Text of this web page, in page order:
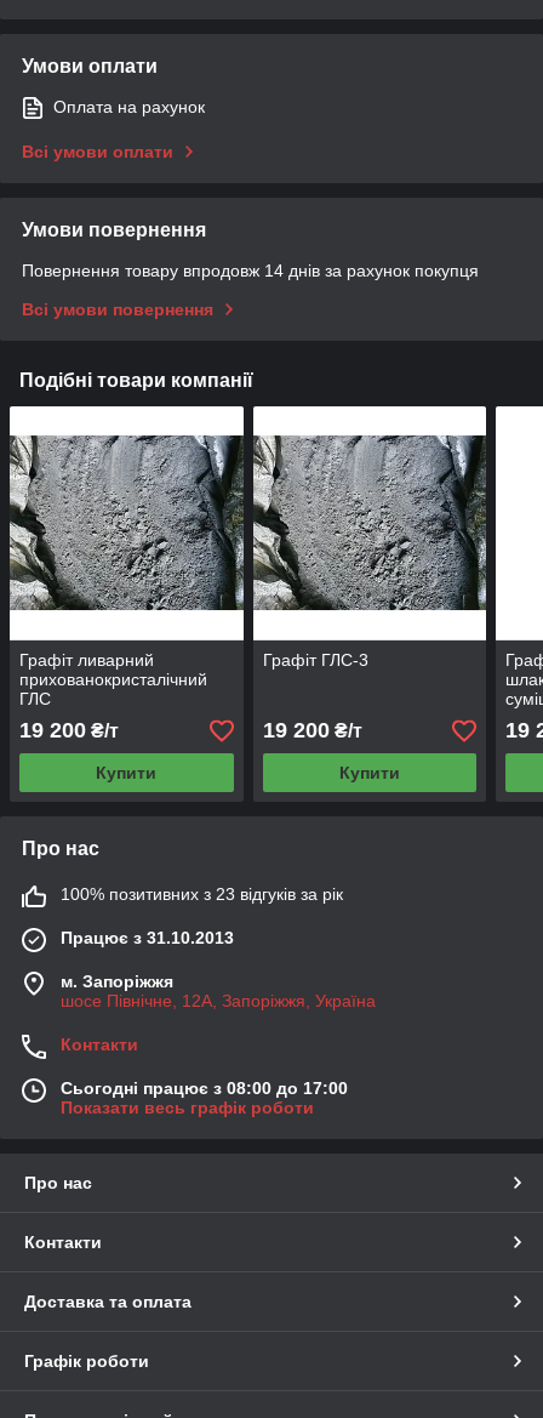
Умови оплати
Оплата на рахунок
Всі умови оплати
Умови повернення
Повернення товару впродовж 14 днів за рахунок покупця
Всі умови повернення
Подібні товари компанії
Графіт ливарний
прихованокристалічний
ГЛС
19 200 ₴/т
Купити
Графіт ГЛС-3
19 200₴/т
Купити
19
Про нас
100% позитивних з 23 відгуків за рік
Працює з 31.10.2013
м. Запоріжжя
шосе Північне, 12А, Запоріжжя, Україна
Контакти
Сьогодні працює з 08:00 до 17:00
Показати весь графік роботи
Про нас
Контакти
Доставка та оплата
Графік роботи